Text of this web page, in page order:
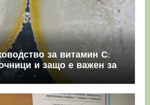
за витамин С:
и защо е важен за